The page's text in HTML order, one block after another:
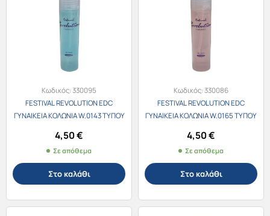
Κωδικός:330095
FESTIVAL REVOLUTION EDC
ΓΥΝΑΙΚΕΙΑ ΚΟΛΩΝΙΑ W.0143 ΤΥΠΟΥ
4,50€
Σε απόθεμα
Στο καλάθι
Κωδικός:330086
FESTIVAL REVOLUTION EDC
ΓΥΝΑΙΚΕΙΑ ΚΟΛΩΝΙΑ W.0165 ΤΥΠΟΥ
4,50€
Σε απόθεμα
Στο καλάθι